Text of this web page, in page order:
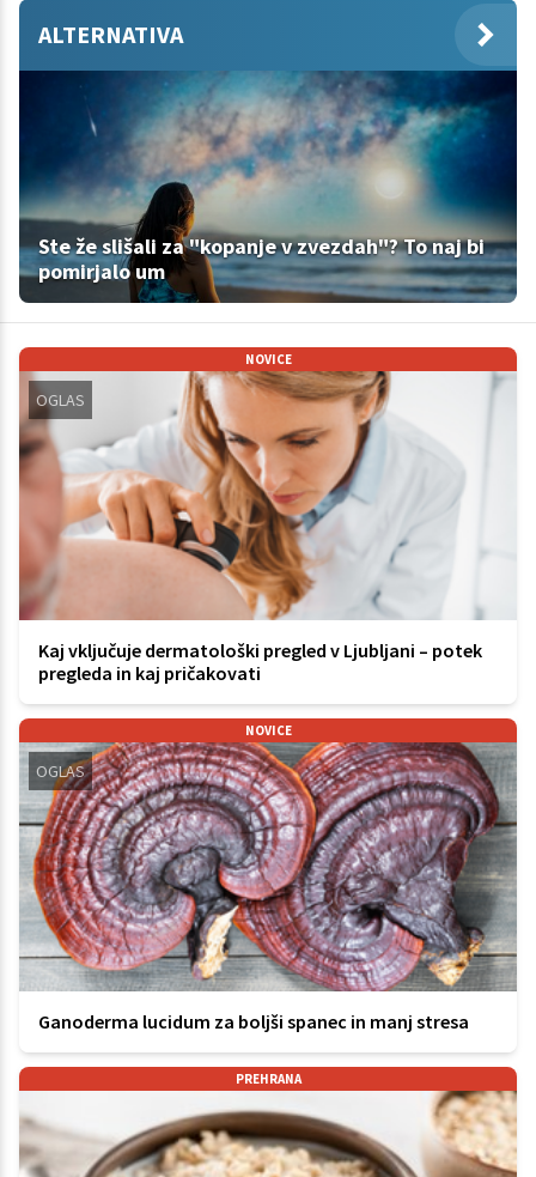
ALTERNATIVA
Ste že slišali za "kopanje v zvezdah"? To naj bi
pomirjalo um
NOVICE
OGLAS
Kaj vključuje dermatološki pregled v Ljubljani – potek
pregleda in kaj pričakovati
NOVICE
OGLAS
Ganoderma lucidum za boljši spanec in manj stresa
PREHRANA